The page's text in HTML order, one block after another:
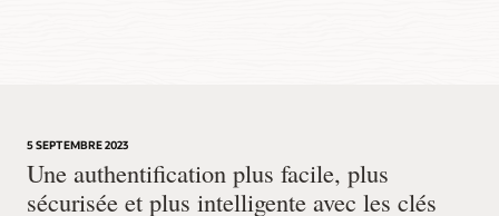
5 SEPTEMBRE 2023
Une authentification plus facile, plus
sécurisée et plus intelligente avec les clés